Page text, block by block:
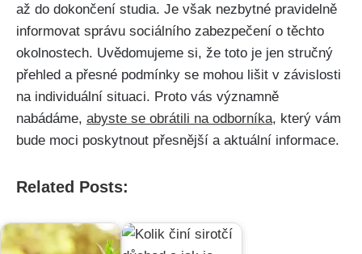
až do dokončení studia. Je však nezbytné pravidelně
informovat správu sociálního zabezpečení o těchto
okolnostech. Uvědomujeme si, že toto je jen stručný
přehled a přesné podmínky se mohou lišit v závislosti
na individuální situaci. Proto vás významně
nabádáme, abyste se obrátili na odborníka, který vám
bude moci poskytnout přesnější a aktuální informace.
Related Posts: